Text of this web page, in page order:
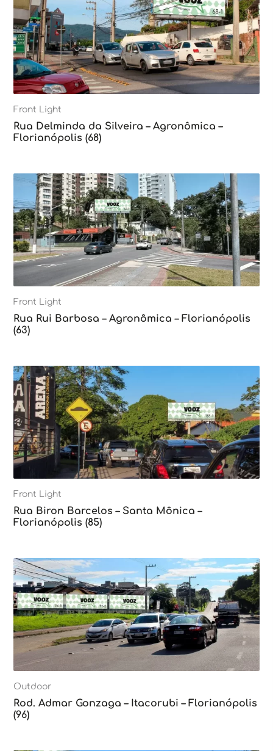
Front Light
Rua Delminda da Silveira – Agronômica –
Florianópolis (68)
Front Light
Rua Rui Barbosa – Agronômica – Florianópolis
(63)
Front Light
Rua Biron Barcelos – Santa Mônica –
Florianópolis (85)
Outdoor
Rod. Admar Gonzaga – Itacorubi – Florianópolis
(96)